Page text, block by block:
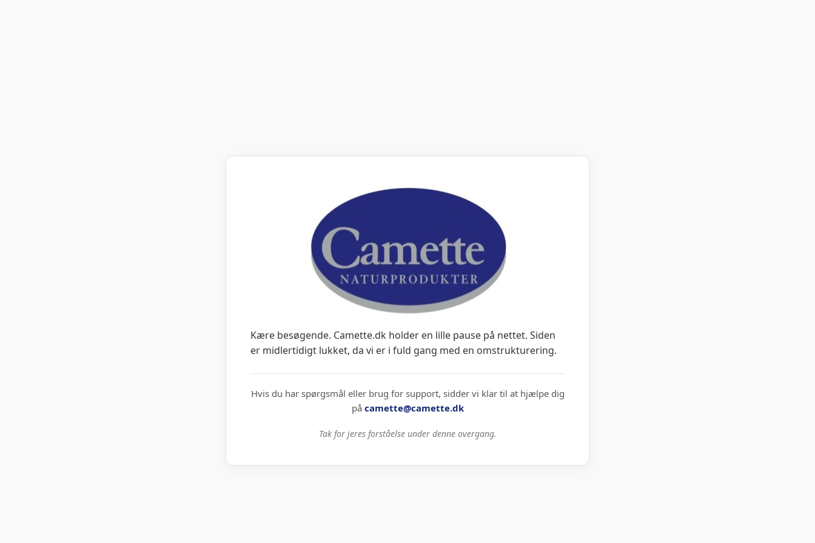
Kære besøgende. Camette.dk holder en lille pause på nettet. Siden
er midlertidigt lukket, da vi er i fuld gang med en omstrukturering.
Hvis du har spørgsmål eller brug for support, sidder vi klar til at hjælpe dig
på camette@camette.dk
Tak for jeres forståelse under denne overgang.